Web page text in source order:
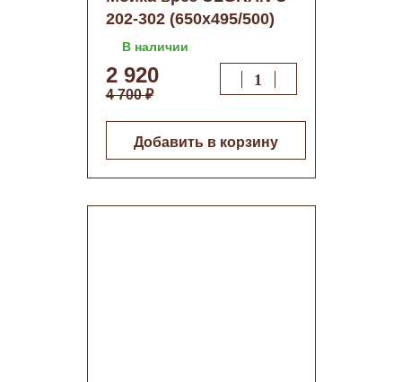
202-302 (650х495/500)
песочная + сифон о/н
В наличии
2 920
4 700 ₽
Добавить в корзину